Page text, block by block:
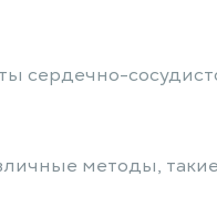
сердечно-
методы, такие